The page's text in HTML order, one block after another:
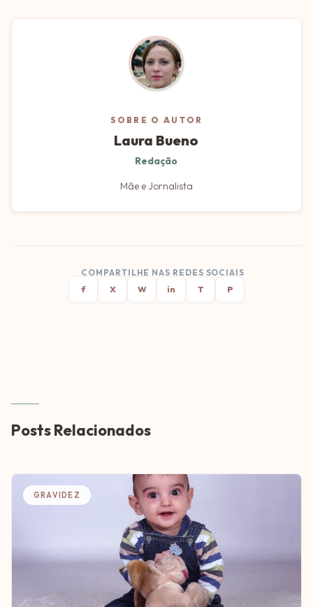
SOBRE O AUTOR
Laura Bueno
Redação
Mãe e Jornalista
COMPARTILHE NAS REDES SOCIAIS
f
X W in T P
Posts Relacionados
GRAVIDEZ